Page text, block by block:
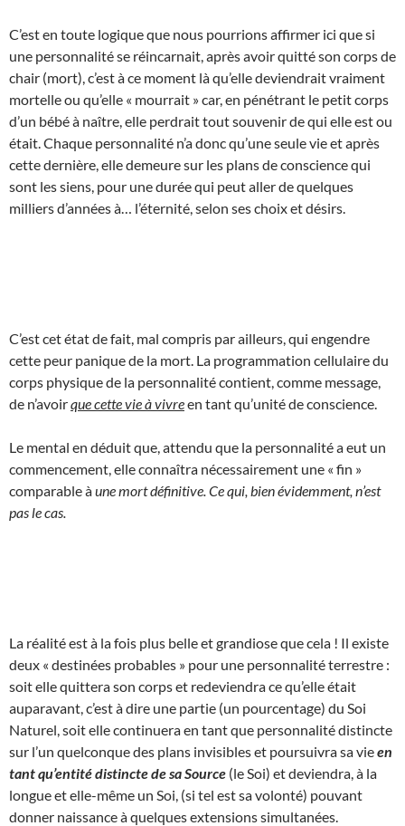
C’est en toute logique que nous pourrions affirmer ici que si
une personnalité se réincarnait, après avoir quitté son corps de
chair (mort), c’est à ce moment là qu’elle deviendrait vraiment
mortelle ou qu’elle « mourrait » car, en pénétrant le petit corps
d’un bébé à naître, elle perdrait tout souvenir de qui elle est ou
était. Chaque personnalité n’a donc qu’une seule vie et après
cette dernière, elle demeure sur les plans de conscience qui
sont les siens, pour une durée qui peut aller de quelques
milliers d’années à… l’éternité, selon ses choix et désirs.
C’est cet état de fait, mal compris par ailleurs, qui engendre
cette peur panique de la mort. La programmation cellulaire du
corps physique de la personnalité contient, comme message,
de n’avoirque cette vie à vivreen tant qu’unité de conscience.
Le mental en déduit que, attendu que la personnalité a eut un
commencement, elle connaîtra nécessairement une « fin »
comparable àune mort définitive. Ce qui, bien évidemment, n’est
pas le cas.
La réalité est à la fois plus belle et grandiose que cela ! Il existe
deux « destinées probables » pour une personnalité terrestre :
soit elle quittera son corps et redeviendra ce qu’elle était
auparavant, c’est à dire une partie (un pourcentage) du Soi
Naturel, soit elle continuera en tant que personnalité distincte
sur l’un quelconque des plans invisibles et poursuivra sa vieen
tant qu’entité distincte de sa Source (le Soi) et deviendra, à la
longue et elle-même un Soi, (si tel est sa volonté) pouvant
donner naissance à quelques extensions simultanées.